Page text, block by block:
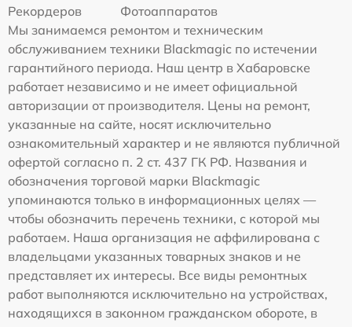
Рекордеров
Фотоаппаратов
Мы занимаемся ремонтом и техническим
обслуживанием техники Blackmagic по истечении
гарантийного периода. Наш центр в Хабаровске
работает независимо и не имеет официальной
авторизации от производителя. Цены на ремонт,
указанные на сайте, носят исключительно
ознакомительный характер и не являются публичной
офертой согласно п. 2 ст. 437 ГК РФ. Названия и
обозначения торговой марки Blackmagic
упоминаются только в информационных целях —
чтобы обозначить перечень техники, с которой мы
работаем. Наша организация не аффилирована с
владельцами указанных товарных знаков и не
представляет их интересы. Все виды ремонтных
работ выполняются исключительно на устройствах,
находящихся в законном гражданском обороте, в